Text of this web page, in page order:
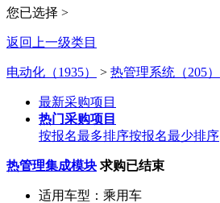
您已选择 >
返回上一级类目
电动化（1935） > 热管理系统（205）
最新采购项目
热门采购项目
按报名最多排序按报名最少排序
热管理集成模块 求购已结束
适用车型： 乘用车